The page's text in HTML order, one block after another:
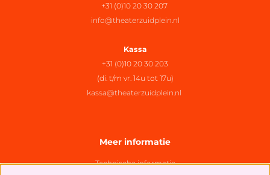
+31 (0)10 20 30 207
info@theaterzuidplein.nl
Kassa
+31 (0)10 20 30 203
(di. t/m vr. 14u tot 17u)
kassa@theaterzuidplein.nl
Meer informatie
Technische informatie